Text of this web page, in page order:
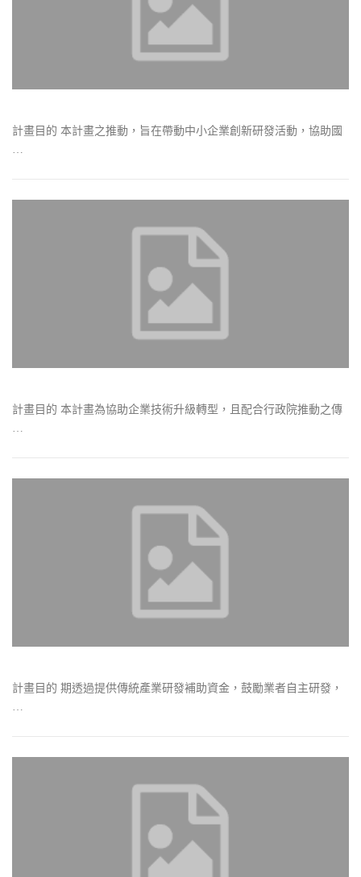
計畫目的 本計畫之推動，旨在帶動中小企業創新研發活動，協助國
…
計畫目的 本計畫為協助企業技術升級轉型，且配合行政院推動之傳
…
計畫目的 期透過提供傳統產業研發補助資金，鼓勵業者自主研發，
…